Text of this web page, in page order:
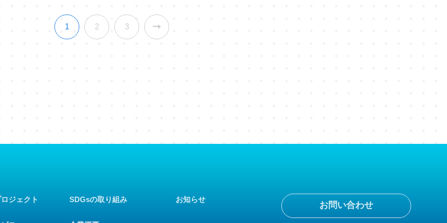
1 2 3
ジェクト SDGsの取り組み お知らせ
お問い合わせ